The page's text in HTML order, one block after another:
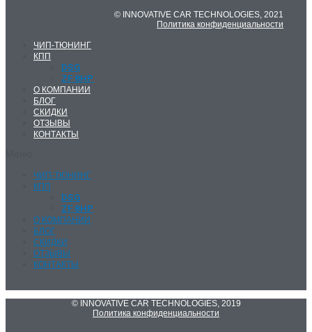
© INNOVATIVE CAR TECHNOLOGIES, 2021
Политика конфиденциальности
ЧИП-ТЮНИНГ
КПП
DSG
ZF 8HP
О КОМПАНИИ
БЛОГ
СКИДКИ
ОТЗЫВЫ
КОНТАКТЫ
ЧИП-ТЮНИНГ
КПП
DSG
ZF 8HP
О КОМПАНИИ
БЛОГ
СКИДКИ
ОТЗЫВЫ
КОНТАКТЫ
© INNOVATIVE CAR TECHNOLOGIES, 2019
Политика конфиденциальности